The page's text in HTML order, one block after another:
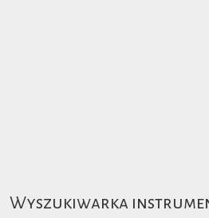
Wyszukiwarka